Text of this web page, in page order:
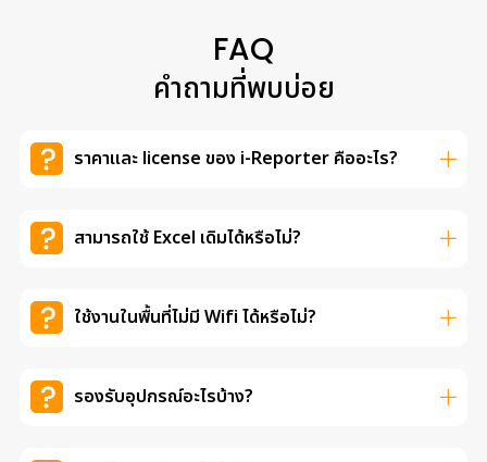
FAQ
คำถามที่พบบ่อย
ราคาและ license ของ i-Reporter คืออะไร?
สามารถใช้ Excel เดิมได้หรือไม่?
ใช้งานในพื้นที่ไม่มี Wifi ได้หรือไม่?
รองรับอุปกรณ์อะไรบ้าง?